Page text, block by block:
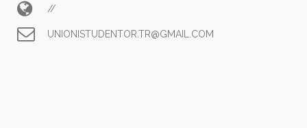
//
UNIONISTUDENTOR.TR@GMAIL.COM